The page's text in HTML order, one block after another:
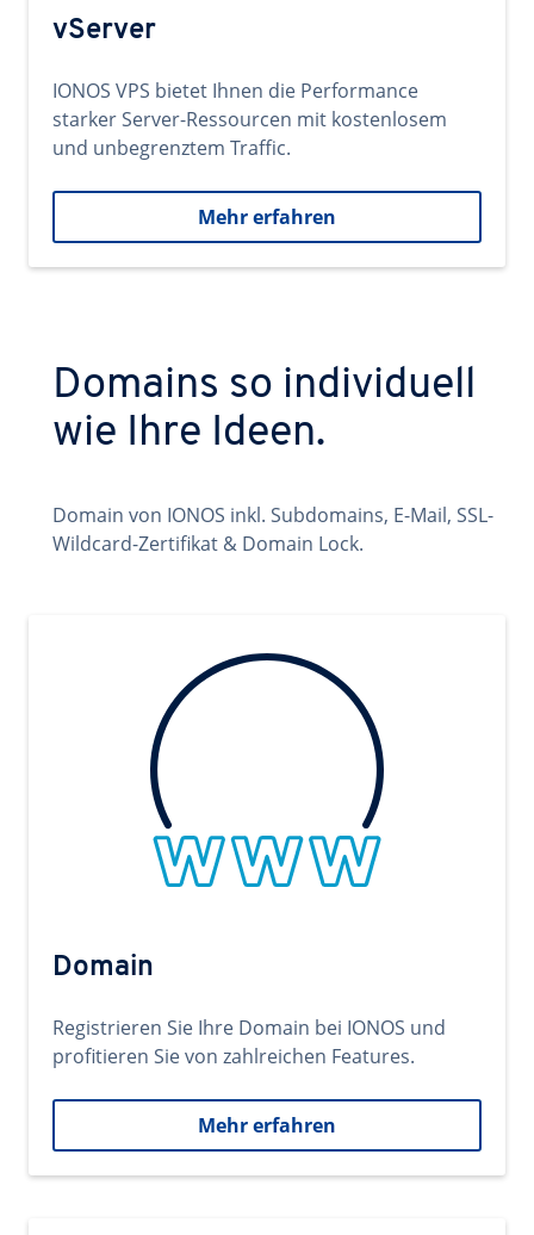
vServer
IONOS VPS bietet Ihnen die Performance
starker Server-Ressourcen mit kostenlosem
und unbegrenztem Traffic.
Mehr erfahren
Domains so individuell
wie Ihre Ideen.
Domain von IONOS inkl. Subdomains, E-Mail, SSL-
Wildcard-Zertifikat & Domain Lock.
Domain
Registrieren Sie Ihre Domain bei IONOS und
profitieren Sie von zahlreichen Features.
Mehr erfahren